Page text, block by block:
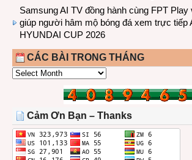
Samsung AI TV đồng hành cùng FPT
giúp người hâm mộ bóng đá xem trực tiếp
HYUNDAI CUP 2026
CÁC BÀI TRONG THÁNG
CÁC
THÁNG
Cảm Ơn Bạn – Thanks